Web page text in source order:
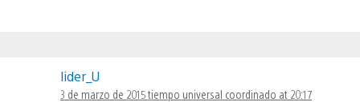
lider_U
3 de marzo de 2015 tiempo universal coordinado at 20:17